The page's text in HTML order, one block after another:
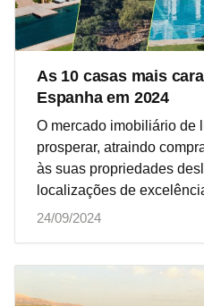
As 10 casas mais
Espanha em 2024
O mercado imobiliário de
prosperar, atraindo
às suas propriedades
localizações de
24/09/2024